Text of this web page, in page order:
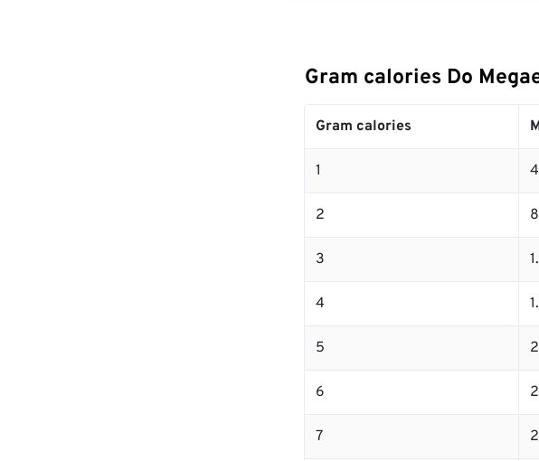
Gram calories Do
Gram calories
1
2
3
4
5
6
7